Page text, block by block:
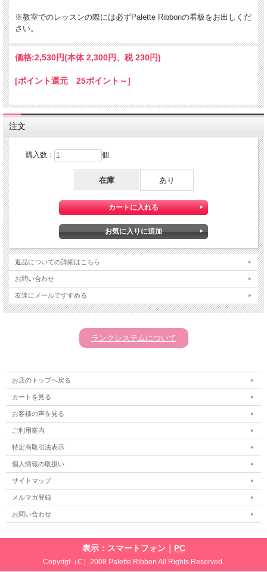
※教室でのレッスンの際には必ずPalette Ribbonの看板をお出しくだ
さい。
価格:2,530円(本体 2,300円、税 230円)
[ポイント還元 25ポイント～]
注文
購入数： 個
在庫 あり
返品についての詳細はこちら
お問い合わせ
友達にメールですすめる
ランクシステムについて
お店のトップへ戻る
カートを見る
お客様の声を見る
ご利用案内
特定商取引法表示
個人情報の取扱い
サイトマップ
メルマガ登録
お問い合わせ
表示：スマートフォン｜ PC
Copyrigt（C）2008 Palette Ribbon All Rights Reserved.